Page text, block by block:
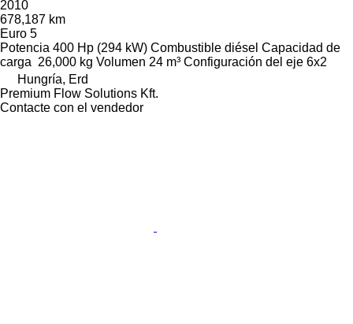
2010
678,187 km
Euro 5
Potencia 400 Hp (294 kW) Combustible diésel Capacidad de
carga 26,000 kg Volumen 24 m³ Configuración del eje 6x2
Hungría, Erd
Premium Flow Solutions Kft.
Contacte con el vendedor